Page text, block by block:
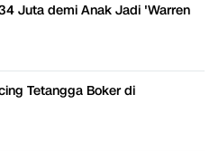
Juta demi Anak Jadi 'Warren
Tetangga Boker di